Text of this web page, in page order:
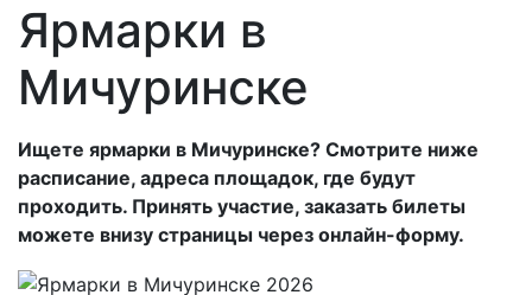
Ярмарки в
Мичуринске
Ищете ярмарки в Мичуринске? Смотрите ниже
расписание, адреса площадок, где будут
проходить. Принять участие, заказать билеты
можете внизу страницы через онлайн-форму.